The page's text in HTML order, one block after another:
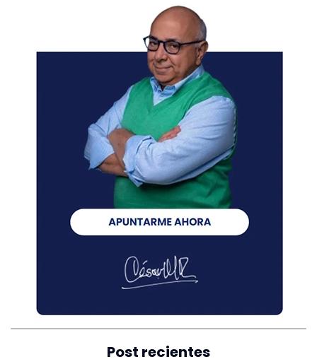
Post recientes